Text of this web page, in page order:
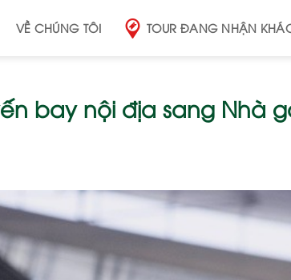
VỀ CHÚNG TÔI TOUR ĐANG NHẬN
bay nội địa sang Nhà